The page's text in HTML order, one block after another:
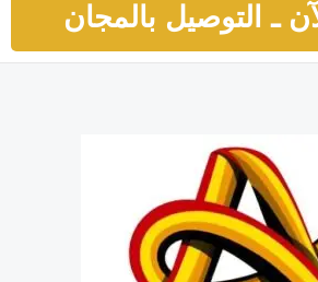
ـ التوصيل بالمجان